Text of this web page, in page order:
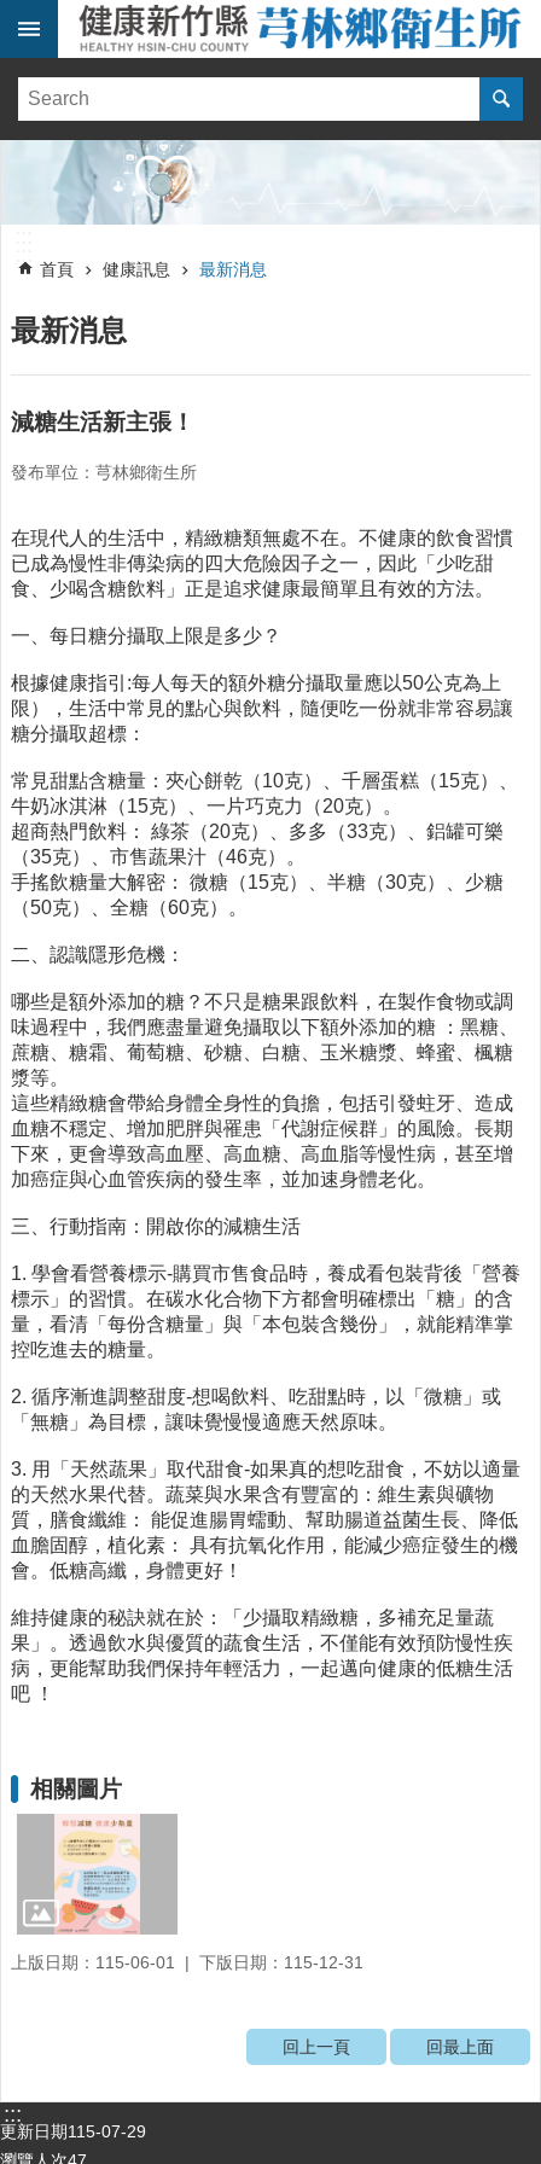
跳到主要內容區塊
健
訊
簡
便
務
上
名
醫
療
社
區
資
源
門
診
時
間
表
預
防
與
注
射
時
間
表
法
規
查
詢
網
站
連
結
相
關
連
結
健
康
運
動
飲
食
專
公
益
例
第
6
期
公
開
首頁 健康訊息 最新消息
最新消息
減糖生活新主張！
發布單位：芎林鄉衛生所
在現代人的生活中，精緻糖類無處不在。不健康的飲食習慣
已成為慢性非傳染病的四大危險因子之一，因此「少吃甜
食、少喝含糖飲料」正是追求健康最簡單且有效的方法。
一、每日糖分攝取上限是多少？
根據健康指引:每人每天的額外糖分攝取量應以50公克為上
限），生活中常見的點心與飲料，隨便吃一份就非常容易讓
糖分攝取超標：
常見甜點含糖量：夾心餅乾（10克）、千層蛋糕（15克）、
牛奶冰淇淋（15克）、一片巧克力（20克）。
超商熱門飲料： 綠茶（20克）、多多（33克）、鋁罐可樂
（35克）、市售蔬果汁（46克）。
手搖飲糖量大解密： 微糖（15克）、半糖（30克）、少糖
（50克）、全糖（60克）。
二、認識隱形危機：
哪些是額外添加的糖？不只是糖果跟飲料，在製作食物或調
味過程中，我們應盡量避免攝取以下額外添加的糖 ：黑糖、
蔗糖、糖霜、葡萄糖、砂糖、白糖、玉米糖漿、蜂蜜、楓糖
漿等。
這些精緻糖會帶給身體全身性的負擔，包括引發蛀牙、造成
血糖不穩定、增加肥胖與罹患「代謝症候群」的風險。長期
下來，更會導致高血壓、高血糖、高血脂等慢性病，甚至增
加癌症與心血管疾病的發生率，並加速身體老化。
三、行動指南：開啟你的減糖生活
1. 學會看營養標示-購買市售食品時，養成看包裝背後「營養
標示」的習慣。在碳水化合物下方都會明確標出「糖」的含
量，看清「每份含糖量」與「本包裝含幾份」，就能精準掌
控吃進去的糖量。
2. 循序漸進調整甜度-想喝飲料、吃甜點時，以「微糖」或
「無糖」為目標，讓味覺慢慢適應天然原味。
3. 用「天然蔬果」取代甜食-如果真的想吃甜食，不妨以適量
的天然水果代替。蔬菜與水果含有豐富的：維生素與礦物
質，膳食纖維： 能促進腸胃蠕動、幫助腸道益菌生長、降低
血膽固醇，植化素： 具有抗氧化作用，能減少癌症發生的機
會。低糖高纖，身體更好！
維持健康的秘訣就在於：「少攝取精緻糖，多補充足量蔬
果」。透過飲水與優質的蔬食生活，不僅能有效預防慢性疾
病，更能幫助我們保持年輕活力，一起邁向健康的低糖生活
吧 ！
相關圖片
上版日期：115-06-01 下版日期：115-12-31
回上一頁 回最上面
:::
更新日期115-07-29
瀏覽人次47